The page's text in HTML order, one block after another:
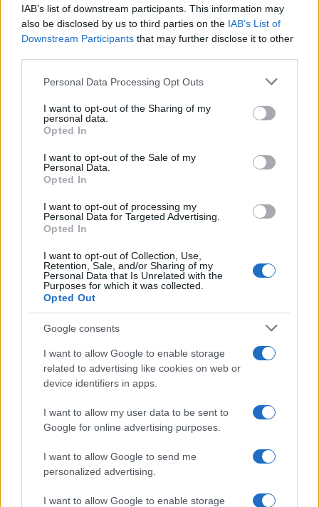
IAB’s list of downstream participants. This information may
also be disclosed by us to third parties on the IAB’s List of
Downstream Participants that may further disclose it to other
Please note that this website/app uses one or more Google
not limited to your visit or usage behaviour. You may click to
grant or deny consent to Google and its third-party tags to
use your data for below specified purposes in below Google
consent section.
Personal Data Processing Opt Outs
I want to opt-out of the Sharing of my
personal data.
Opted In
I want to opt-out of the Sale of my
Personal Data.
Opted In
I want to opt-out of processing my
Personal Data for Targeted Advertising.
Opted In
I want to opt-out of Collection, Use,
Retention, Sale, and/or Sharing of my
Personal Data that Is Unrelated with the
Purposes for which it was collected.
Opted Out
Google consents
I want to allow Google to enable storage
related to advertising like cookies on web or
device identifiers in apps.
I want to allow my user data to be sent to
Google for online advertising purposes.
I want to allow Google to send me
personalized advertising.
I want to allow Google to enable storage
In definitiva, l’integrazione della sostenibilità nelle
strategie aziendali non è solo un’opportunità, ma un
AiAdhubMedia